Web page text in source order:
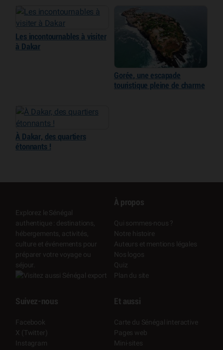
Les incontournables à visiter
à Dakar
Gorée, une escapade
touristique pleine de charme
À Dakar, des quartiers
étonnants !
Explorez le Sénégal
authentique : destinations,
hébergements, activités,
culture et événements pour
préparer votre voyage ou
séjour.
À propos
Qui sommes-nous ?
Notre histoire
Auteurs et mentions légales
Nos logos
Quiz
Plan du site
Suivez-nous
Facebook
X (Twitter)
Instagram
Et aussi
Carte du Sénégal interactive
Pages web
Mini-sites